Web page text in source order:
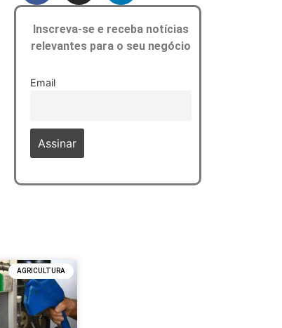
Inscreva-se e receba notícias
relevantes para o seu negócio
Email
AGRICULTURA